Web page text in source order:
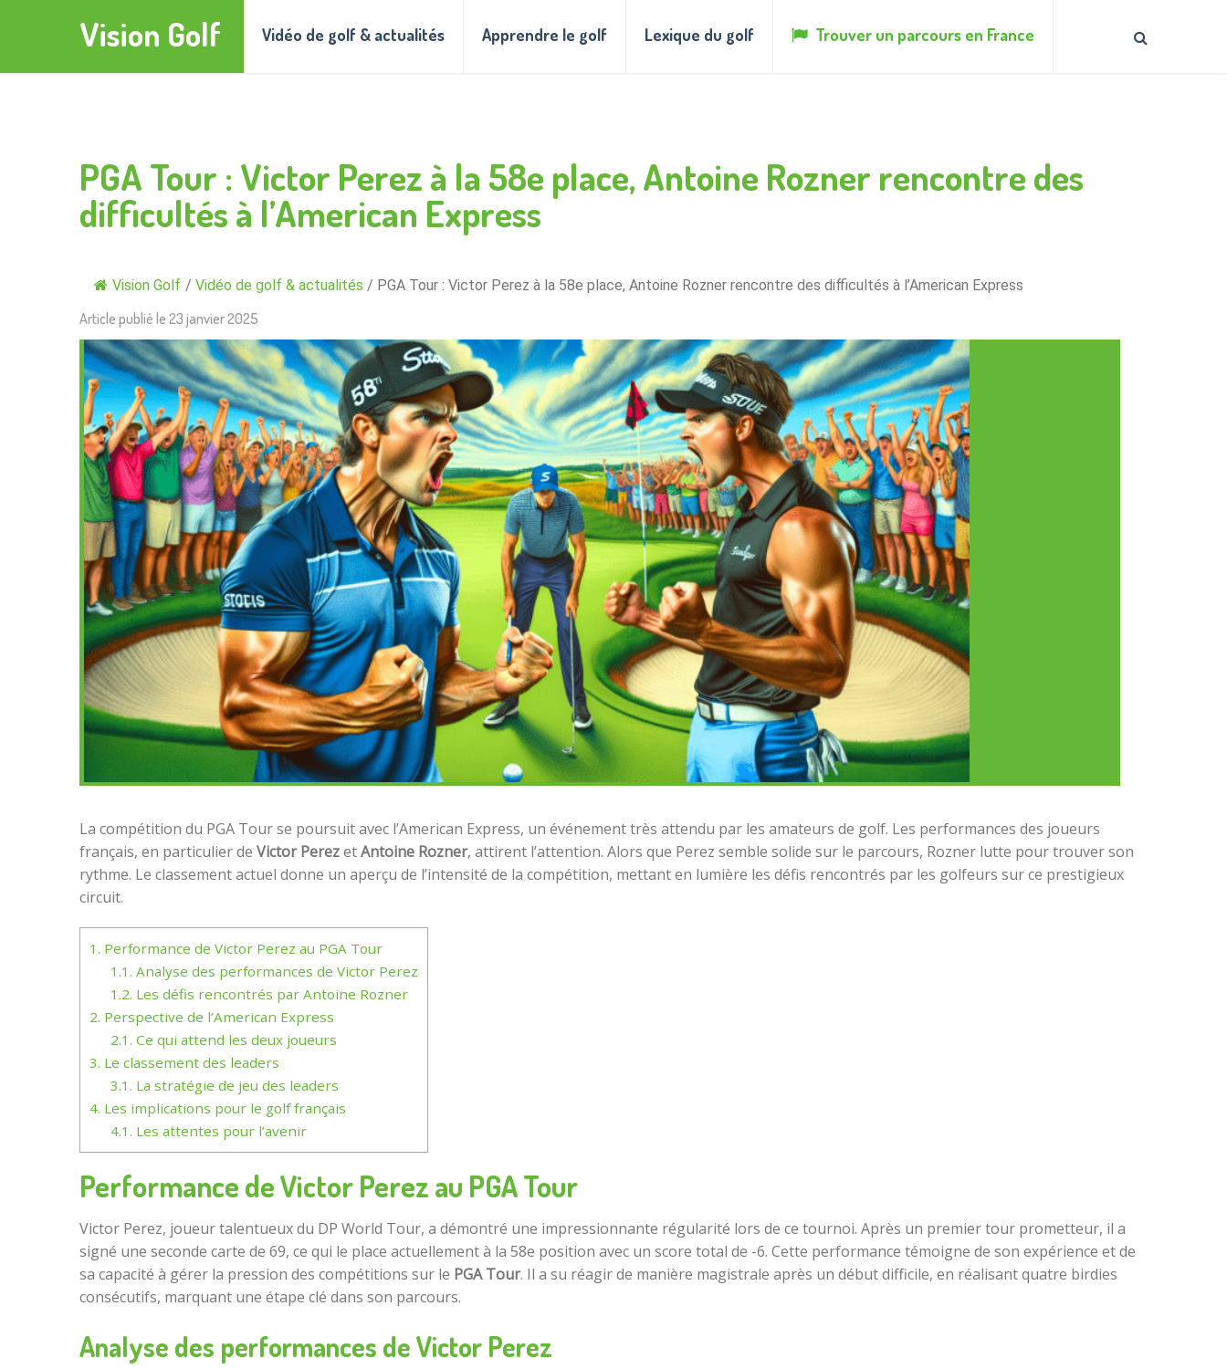
Vision Golf Vidéo de golf & actualités Apprendre le golf Lexique du golf Trouver un parcours en France
PGA Tour : Victor Perez à la 58e place, Antoine Rozner rencontre des
difficultés à l’American Express
Vision Golf / Vidéo de golf & actualités / PGA Tour : Victor Perez à la 58e place, Antoine Rozner rencontre des difficultés à l’American Express
Article publié le 23 janvier 2025
La compétition du PGA Tour se poursuit avec l’American Express, un événement très attendu par les amateurs de golf. Les performances des joueurs
français, en particulier de Victor PerezetAntoine Rozner, attirent l’attention. Alors que Perez semble solide sur le parcours, Rozner lutte pour trouver son
rythme. Le classement actuel donne un aperçu de l’intensité de la compétition, mettant en lumière les défis rencontrés par les golfeurs sur ce prestigieux
circuit.
1. Performance de Victor Perez au PGA Tour
1.1. Analyse des performances de Victor Perez
1.2. Les défis rencontrés par Antoine Rozner
2. Perspective de l’American Express
2.1. Ce qui attend les deux joueurs
3. Le classement des leaders
3.1. La stratégie de jeu des leaders
4. Les implications pour le golf français
4.1. Les attentes pour l’avenir
Performance de Victor Perez au PGA Tour
Victor Perez, joueur talentueux du DP World Tour, a démontré une impressionnante régularité lors de ce tournoi. Après un premier tour prometteur, il a
signé une seconde carte de 69, ce qui le place actuellement à la 58e position avec un score total de -6. Cette performance témoigne de son expérience et de
sa capacité à gérer la pression des compétitions sur le PGA Tour. Il a su réagir de manière magistrale après un début difficile, en réalisant quatre birdies
consécutifs, marquant une étape clé dans son parcours.
Analyse des performances de Victor Perez